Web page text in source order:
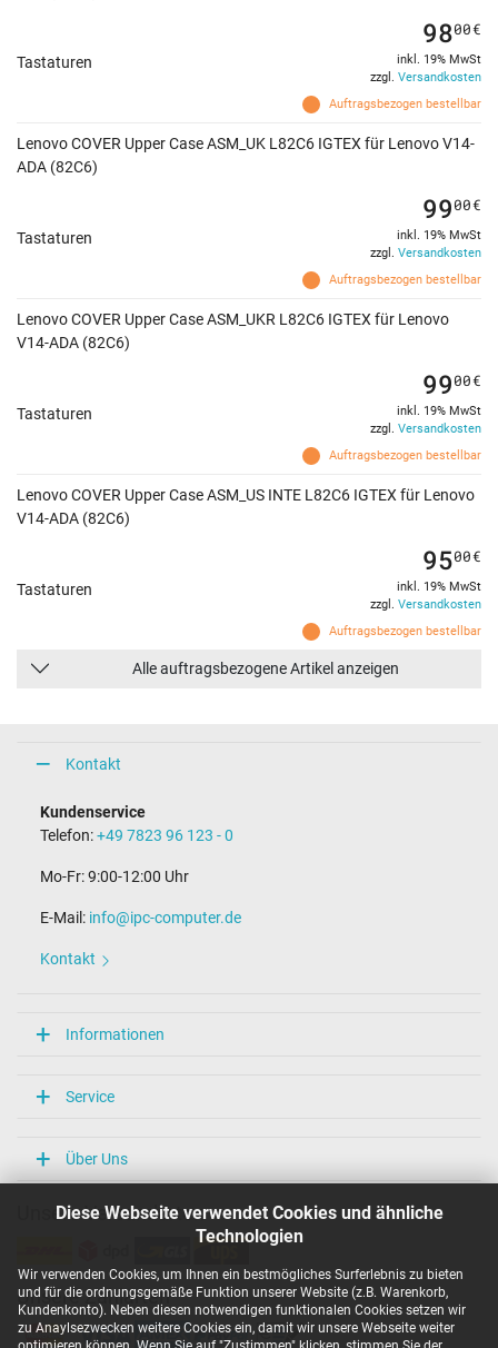
Diese Webseite verwendet Cookies und ähnliche
Technologien
Wir verwenden Cookies, um Ihnen ein bestmögliches Surferlebnis zu bieten
und für die ordnungsgemäße Funktion unserer Website (z.B. Warenkorb,
Kundenkonto). Neben diesen notwendigen funktionalen Cookies setzen wir
zu Anaylsezwecken weitere Cookies ein, damit wir unsere Webseite weiter
Tastaturen
Auftragsbezogen bestellbar
9800€
inkl. 19% MwSt
zzgl. Versandkosten
Lenovo COVER Upper Case ASM_UK L82C6 IGTEX für Lenovo V14-
ADA (82C6)
Tastaturen
Auftragsbezogen bestellbar
9900€
inkl. 19% MwSt
zzgl. Versandkosten
Lenovo COVER Upper Case ASM_UKR L82C6 IGTEX für Lenovo
V14-ADA (82C6)
Tastaturen
Auftragsbezogen bestellbar
9900€
inkl. 19% MwSt
zzgl. Versandkosten
Lenovo COVER Upper Case ASM_US INTE L82C6 IGTEX für Lenovo
V14-ADA (82C6)
Tastaturen
Auftragsbezogen bestellbar
9500€
inkl. 19% MwSt
zzgl. Versandkosten
Alle auftragsbezogene Artikel anzeigen
Kontakt
Kundenservice
Telefon:+49 7823 96 123 - 0
Mo-Fr: 9:00-12:00 Uhr
E-Mail: info@ipc-computer.de
Kontakt
Informationen
Service
Über Uns
Unsere Versandarten
Unsere Zahlarten